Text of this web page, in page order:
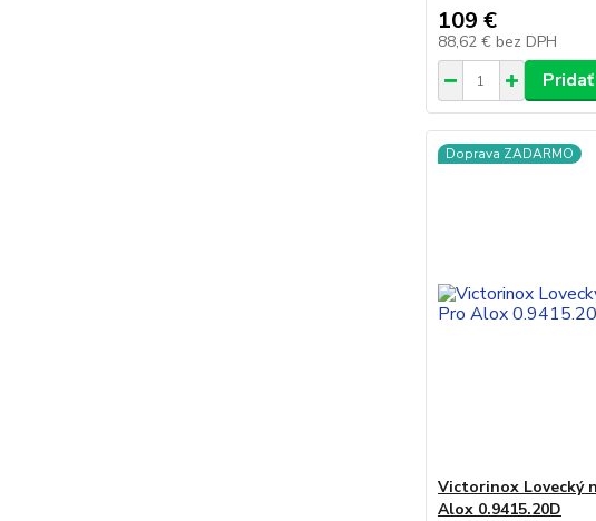
109 €
88,62 € bez DPH
Doprava ZADARMO
Victorinox Lovecký
Alox 0.9415.20D